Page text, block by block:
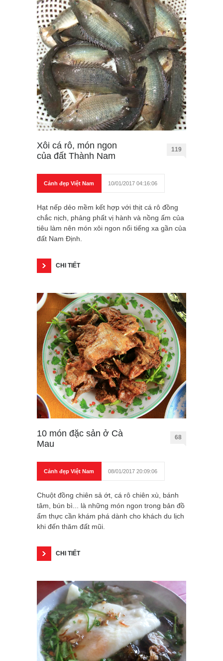
Xôi cá rô, món ngon
của đất Thành Nam
119
Cảnh đẹp Việt Nam 10/01/2017 04:16:06
Hạt nếp dẻo mềm kết hợp với thịt cá rô đồng
chắc nịch, phảng phất vị hành và nồng ấm của
tiêu làm nên món xôi ngon nổi tiếng xa gần của
đất Nam Định.
CHI TIẾT
10 món đặc sản ở Cà
Mau
68
Cảnh đẹp Việt Nam 08/01/2017 20:09:06
Chuột đồng chiên sả ớt, cá rô chiên xù, bánh
tâm, bún bì... là những món ngon trong bản đồ
ẩm thực cần khám phá dành cho khách du lịch
khi đến thăm đất mũi.
CHI TIẾT